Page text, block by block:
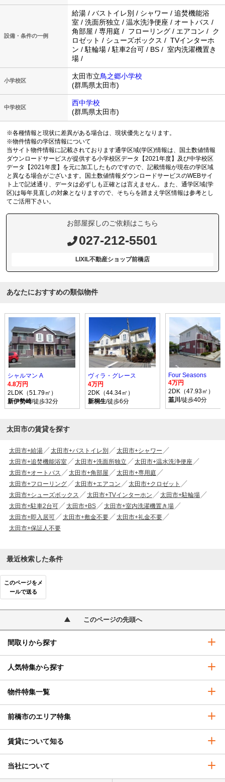
設備・条件の一例
給湯 / バストイレ別 / シャワー / 追焚機能浴
室 / 洗面所独立 / 温水洗浄便座 / オートバス /
角部屋 / 専用庭 / フローリング / エアコン / ク
ロゼット / シューズボックス / TVインターホ
ン / 駐輪場 / 駐車2台可 / BS / 室内洗濯機置き
場 /
小学校区
太田市立鳥之郷小学校
(群馬県太田市)
中学校区
西中学校
(群馬県太田市)
※各種情報と現状に差異がある場合は、現状優先となります。
※物件情報の学区情報について
当サイト物件情報に記載されております通学区域(学区)情報は、国土数値情報
ダウンロードサービスが提供する小学校区データ【2021年度】及び中学校区
データ【2021年度】を元に加工したものですので、記載情報が現在の学区域
と異なる場合がございます。国土数値情報ダウンロードサービスのWEBサイ
ト上で記述通り、データは必ずしも正確とは言えません。また、通学区域(学
区)は毎年見直しの対象となりますので、そちらを踏まえ学区情報は参考とし
てご活用下さい。
お部屋探しのご依頼はこちら
027-212-5501
LIXIL不動産ショップ前橋店
あなたにおすすめの類似物件
シャルマン A
4.8万円
2LDK（51.79㎡）
新伊勢崎/徒歩32分
ヴィラ・グレース
4万円
2DK（44.34㎡）
新桐生/徒歩6分
Four Seasons
4万円
2DK（47.93㎡）
韮川 /徒歩40分
太田市の賃貸を探す
太田市+給湯 太田市+バストイレ別
太田市+シャワー
太田市+追焚機能浴室
太田市+洗面所独立
太田市+温水洗浄便座
太田市+オートバス
太田市+角部屋
太田市+専用庭
太田市+フローリング
太田市+エアコン
太田市+クロゼット
太田市+シューズボックス
太田市+TVインターホン
太田市+駐輪場
太田市+駐車2台可
太田市+BS
太田市+室内洗濯機置き場
太田市+即入居可
太田市+敷金不要
太田市+礼金不要
太田市+保証人不要
最近検索した条件
このページをメ
ールで送る
このページの先頭へ
間取りから探す
人気特集から探す
物件特集一覧
前橋市のエリア特集
賃貸について知る
当社について